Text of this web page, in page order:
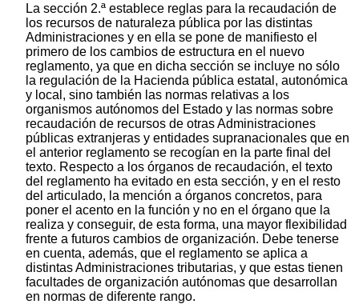
La sección 2.ª establece reglas para la recaudación de
los recursos de naturaleza pública por las distintas
Administraciones y en ella se pone de manifiesto el
primero de los cambios de estructura en el nuevo
reglamento, ya que en dicha sección se incluye no sólo
la regulación de la Hacienda pública estatal, autonómica
y local, sino también las normas relativas a los
organismos autónomos del Estado y las normas sobre
recaudación de recursos de otras Administraciones
públicas extranjeras y entidades supranacionales que en
el anterior reglamento se recogían en la parte final del
texto. Respecto a los órganos de recaudación, el texto
del reglamento ha evitado en esta sección, y en el resto
del articulado, la mención a órganos concretos, para
poner el acento en la función y no en el órgano que la
realiza y conseguir, de esta forma, una mayor flexibilidad
frente a futuros cambios de organización. Debe tenerse
en cuenta, además, que el reglamento se aplica a
distintas Administraciones tributarias, y que estas tienen
facultades de organización autónomas que desarrollan
en normas de diferente rango.